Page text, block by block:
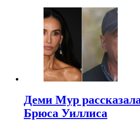
Деми Мур
Брюса Уиллиса